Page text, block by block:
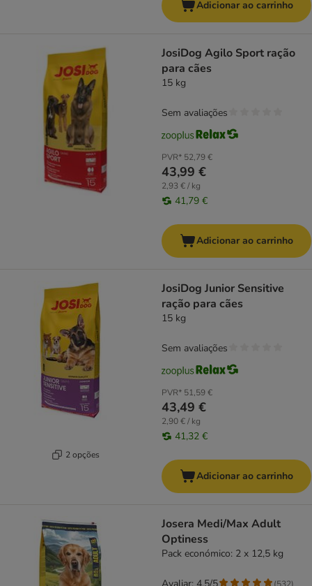
Adicionar ao carrinho
JosiDog Agilo Sport ração
para cães
15 kg
PVR* 52,79 €
43,99 €
2,93 € / kg
41,79 €
Sem avaliações
Adicionar ao carrinho
2 opções
JosiDog Junior Sensitive
ração para cães
15 kg
PVR* 51,59 €
43,49 €
2,90 € / kg
41,32 €
Sem avaliações
Adicionar ao carrinho
Josera Medi/Max Adult
Optiness
Pack económico: 2 x 12,5 kg
(532)